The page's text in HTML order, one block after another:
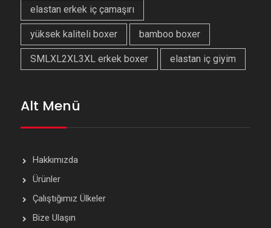
elastan erkek iç çamaşırı
yüksek kaliteli boxer bamboo boxer
SMLXL2XL3XL erkek boxer elastan iç giyim
Alt Menü
Hakkımızda
Ürünler
Çalıştığımız Ülkeler
Bize Ulaşın